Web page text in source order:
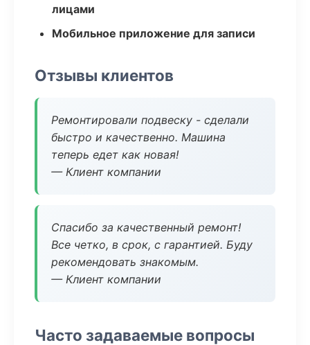
лицами
Мобильное приложение для записи
Отзывы клиентов
Ремонтировали подвеску - сделали
быстро и качественно. Машина
теперь едет как новая!
— Клиент компании
Спасибо за качественный ремонт!
Все четко, в срок, с гарантией. Буду
рекомендовать знакомым.
— Клиент компании
Часто задаваемые вопросы